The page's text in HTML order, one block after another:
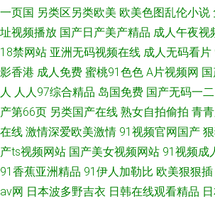
一页国 另类区另类欧美 欧美色图乱伦小说
址视频播放 国产日产美产精品 成人午夜视
18禁网站 亚洲无码视频在线 成人无码看片
影香港 成人免费 蜜桃91色色 A片视频网
人 人人97综合精品 岛国免费 国产无码一二
产第66页 另类国产在线 熟女自拍偷拍 青
在线 激情深爱欧美激情 91视频官网国产
产ts视频网站 国产美女视频网站 91视频成
91香蕉亚洲精品 91伊人加勒比 欧美狠狠插
av网 日本波多野吉衣 日韩在线观看精品